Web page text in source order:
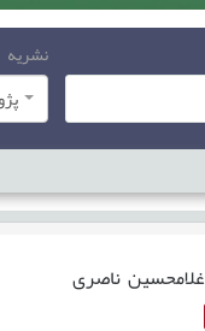
نشریه
غلامحسین ناصری